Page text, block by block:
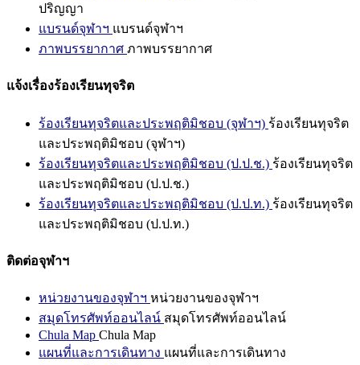
ปริญญา
แบรนด์จุฬาฯ แบรนด์จุฬาฯ
ภาพบรรยากาศ ภาพบรรยากาศ
แจ้งเรื่องร้องเรียนทุจริต
ร้องเรียนทุจริตและประพฤติมิชอบ (จุฬาฯ) ร้องเรียนทุจริต
และประพฤติมิชอบ (จุฬาฯ)
ร้องเรียนทุจริตและประพฤติมิชอบ (ป.ป.ช.) ร้องเรียนทุจริต
และประพฤติมิชอบ (ป.ป.ช.)
ร้องเรียนทุจริตและประพฤติมิชอบ (ป.ป.ท.) ร้องเรียนทุจริต
และประพฤติมิชอบ (ป.ป.ท.)
ติดต่อจุฬาฯ
หน่วยงานของจุฬาฯ หน่วยงานของจุฬาฯ
สมุดโทรศัพท์ออนไลน์ สมุดโทรศัพท์ออนไลน์
Chula Map Chula Map
แผนที่และการเดินทาง แผนที่และการเดินทาง